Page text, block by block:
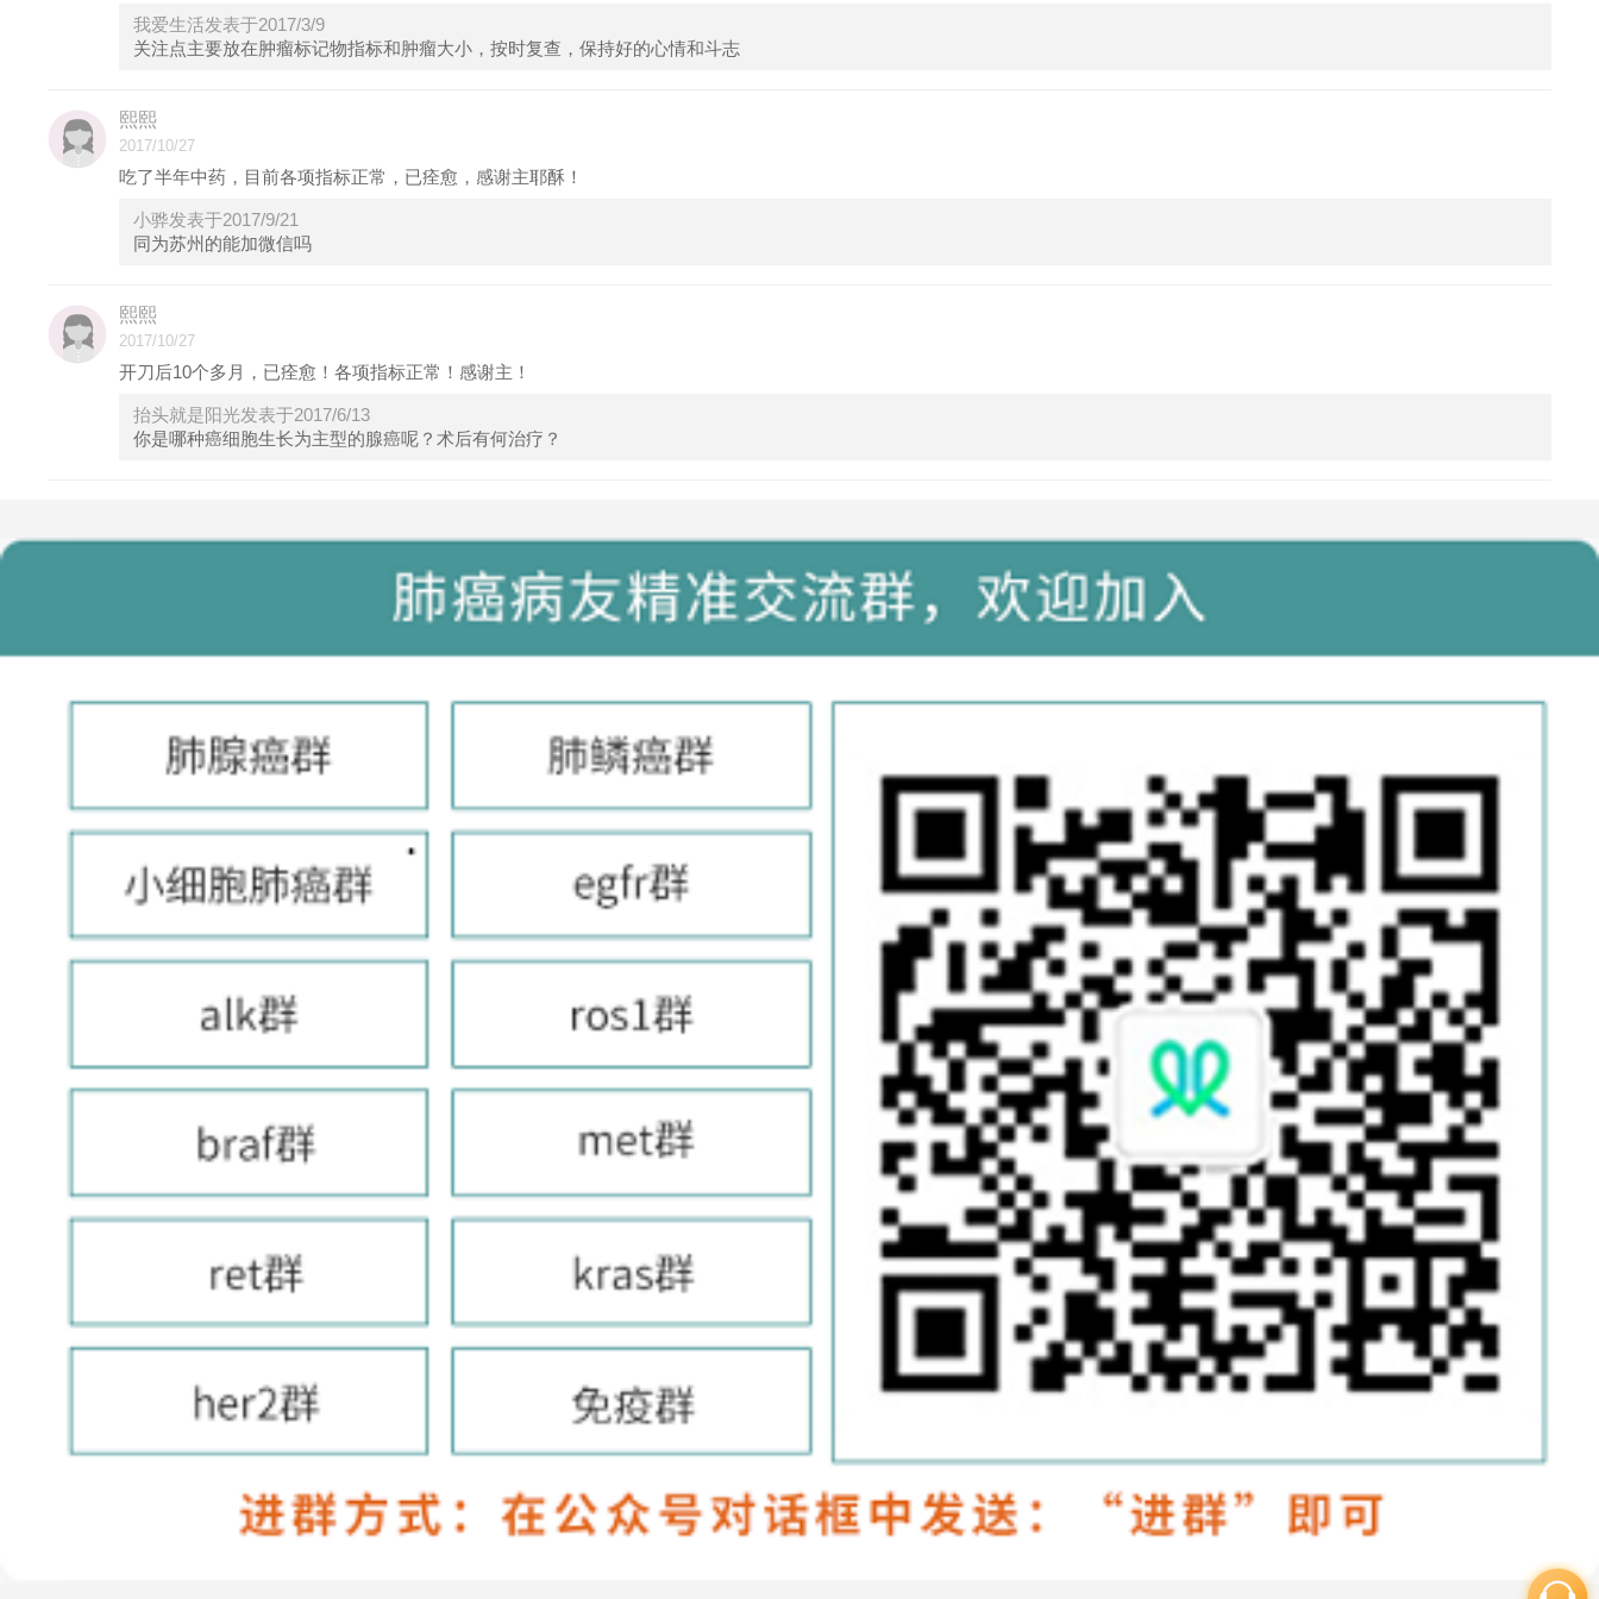
我爱生活发表于2017/3/9
关注点主要放在肿瘤标记物指标和肿瘤大小，按时复查，保持好的心情和斗志
熙熙
2017/10/27
吃了半年中药，目前各项指标正常，已痊愈，感谢主耶酥！
小骅发表于2017/9/21
同为苏州的能加微信吗
熙熙
2017/10/27
开刀后10个多月，已痊愈！各项指标正常！感谢主！
抬头就是阳光发表于2017/6/13
你是哪种癌细胞生长为主型的腺癌呢？术后有何治疗？